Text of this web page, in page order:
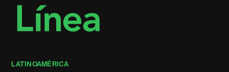
LATINOAMÉRICA